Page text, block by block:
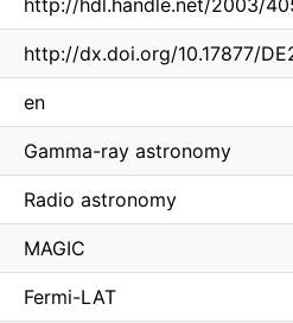
http://hdl.handle.net/2003/
http://dx.doi.org/10.17877/
en
Gamma-ray astronomy
Radio astronomy
MAGIC
Fermi-LAT